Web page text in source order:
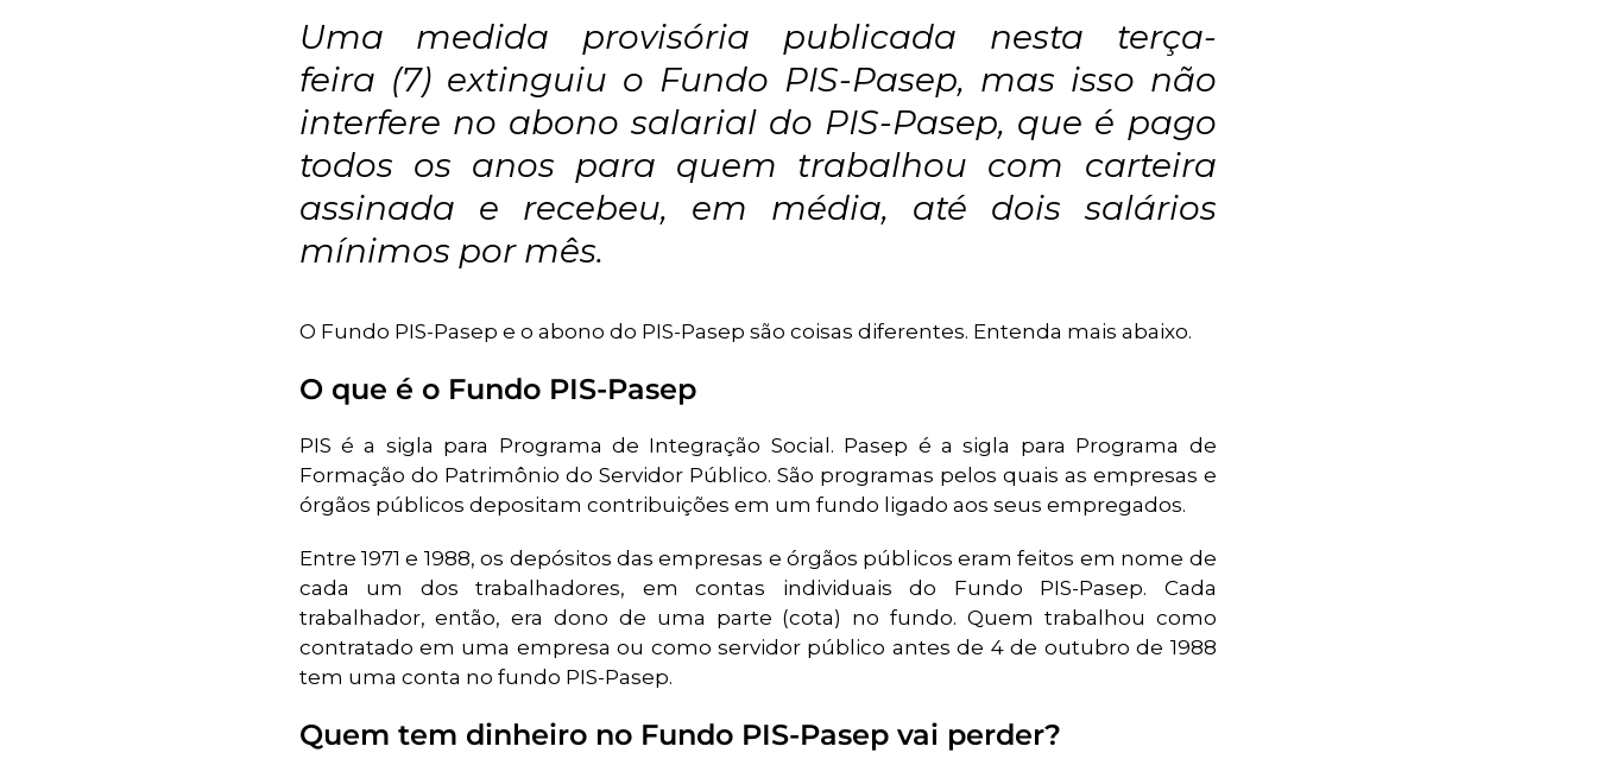
Uma medida provisória publicada nesta terça-
feira (7) extinguiu o Fundo PIS-Pasep, mas isso não
interfere no abono salarial do PIS-Pasep, que é pago
todos os anos para quem trabalhou com carteira
assinada e recebeu, em média, até dois salários
mínimos por mês.
O Fundo PIS-Pasep e o abono do PIS-Pasep são coisas diferentes. Entenda mais abaixo.
O que é o Fundo PIS-Pasep
PIS é a sigla para Programa de Integração Social. Pasep é a sigla para Programa de
Formação do Patrimônio do Servidor Público. São programas pelos quais as empresas e
órgãos públicos depositam contribuições em um fundo ligado aos seus empregados.
Entre 1971 e 1988, os depósitos das empresas e órgãos públicos eram feitos em nome de
cada um dos trabalhadores, em contas individuais do Fundo PIS-Pasep. Cada
trabalhador, então, era dono de uma parte (cota) no fundo. Quem trabalhou como
contratado em uma empresa ou como servidor público antes de 4 de outubro de 1988
tem uma conta no fundo PIS-Pasep.
Quem tem dinheiro no Fundo PIS-Pasep vai perder?